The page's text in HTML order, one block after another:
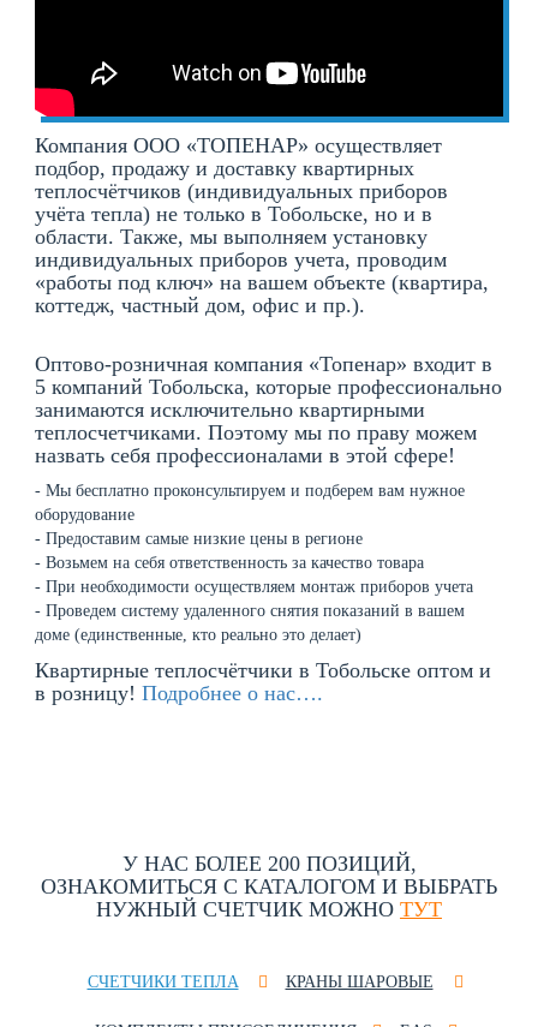
Компания ООО «ТОПЕНАР» осуществляет
подбор, продажу и доставку квартирных
теплосчётчиков (индивидуальных приборов
учёта тепла) не только в Тобольске, но и в
области. Также, мы выполняем установку
индивидуальных приборов учета, проводим
«работы под ключ» на вашем объекте (квартира,
коттедж, частный дом, офис и пр.).
Оптово-розничная компания «Топенар» входит в
5 компаний Тобольска, которые профессионально
занимаются исключительно квартирными
теплосчетчиками. Поэтому мы по праву можем
назвать себя профессионалами в этой сфере!
- Мы бесплатно проконсультируем и подберем вам нужное
оборудование
- Предоставим самые низкие цены в регионе
- Возьмем на себя ответственность за качество товара
- При необходимости осуществляем монтаж приборов учета
- Проведем систему удаленного снятия показаний в вашем
доме (единственные, кто реально это делает)
Квартирные теплосчётчики в Тобольске оптом и
в розницу! Подробнее о нас….
У НАС БОЛЕЕ 200 ПОЗИЦИЙ,
ОЗНАКОМИТЬСЯ С КАТАЛОГОМ И ВЫБРАТЬ
НУЖНЫЙ СЧЕТЧИК МОЖНО ТУТ
СЧЕТЧИКИ ТЕПЛА КРАНЫ ШАРОВЫЕ